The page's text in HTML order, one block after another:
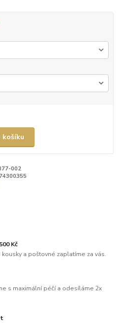
košíku
002
Kč
a poštovné zaplatíme za vás.
s maximální péčí a odesíláme 2x